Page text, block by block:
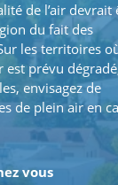
de l’air devrait
du fait des
les territoires
est prévu
envisagez de
de plein air en
vous